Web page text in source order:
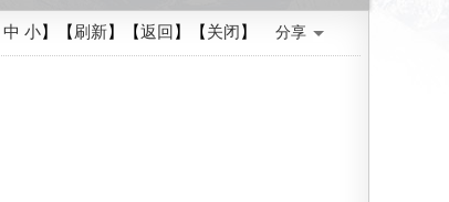
中 小】【刷新】【返回 】【关闭 】 分享